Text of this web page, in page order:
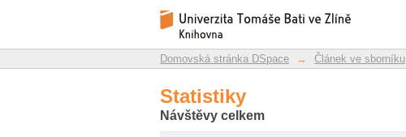
Statistiky
Repozitář DSpace/Manakin
Domovská stránka DSpace → Článek ve sborníku
Statistiky
Návštěvy celkem